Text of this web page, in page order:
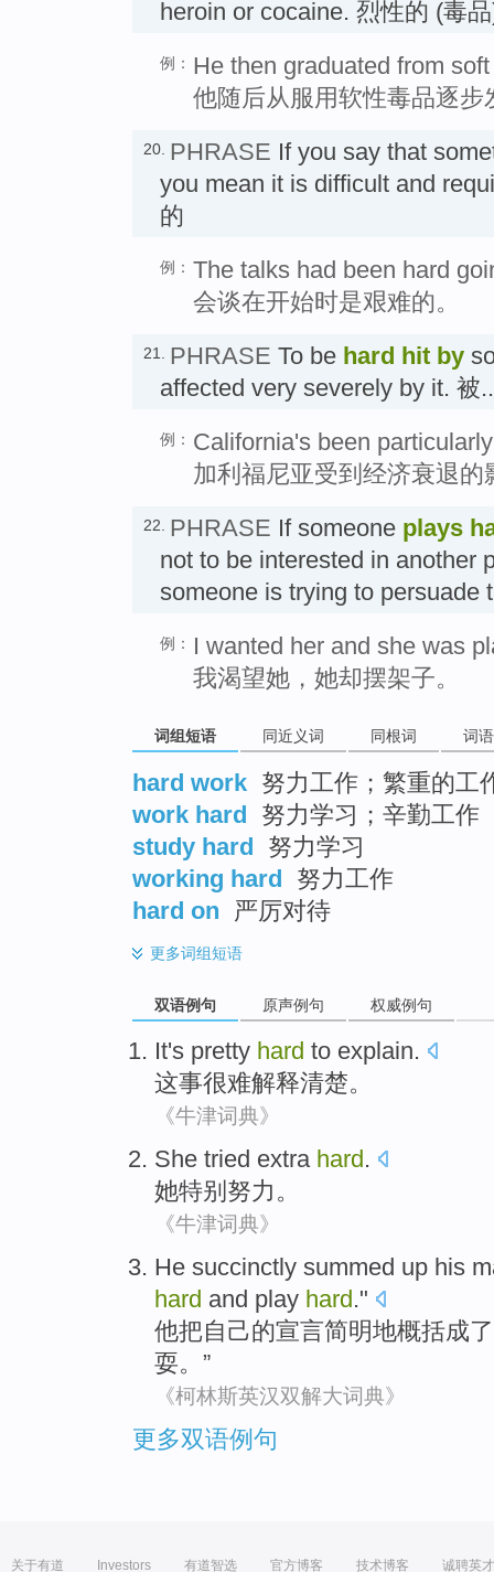
heroin or cocaine. 烈性的 (毒
例： He then graduated from
他随后从服用软性毒品逐
20. PHRASE If you say that
you mean it is difficult and
的
例： The talks had been hard
会谈在开始时是艰难的。
21. PHRASE To be hard hit by
affected very severely by it. 被
例： California's been
加利福尼亚受到经济衰退的
22. PHRASE If someone plays
not to be interested in another
someone is trying to persuade
例：
I wanted her and she was
我渴望她，她却摆架子。
词组短语 同近义词 同根词 词
hard work 努力工作；繁重的工
work hard 努力学习；辛勤工作
study hard 努力学习
working hard 努力工作
hard on
严厉对待
更多词组短语
双语例句 原声例句 权威例句
It's pretty hard to explain.
这事很难解释清楚。
《牛津词典》
She tried extra hard .
她特别 努力 。
《牛津词典》
He succinctly summed up his
hard and play hard."
他把自己的宣言简明地概括成了
耍。”
《柯林斯英汉双解大词典》
更多双语例句
关于有道 Investors 有道智选 官方博客 技术博客 诚聘英才